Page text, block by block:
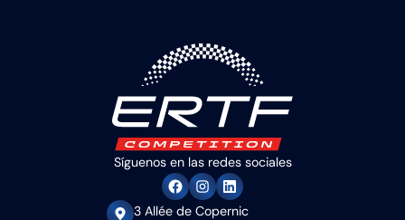
Síguenos en las redes sociales
3 Allée de Copernic